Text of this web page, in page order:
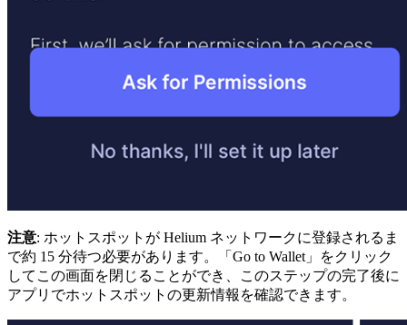
注意: ホットスポットが Helium ネットワークに登録されるま
で約 15 分待つ必要があります。「Go to Wallet」をクリック
してこの画面を閉じることができ、このステップの完了後に
アプリでホットスポットの更新情報を確認できます。